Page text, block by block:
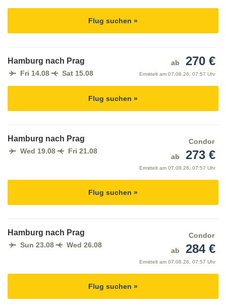
Flug suchen »
Hamburg nach Prag
Fri 14.08 Sat 15.08
ab 270 €
Ermittelt am 07.08.26, 07:57 Uhr
Flug suchen »
Hamburg nach Prag
Wed 19.08 Fri 21.08
Condor
ab
273 €
Ermittelt am 07.08.26, 07:57 Uhr
Flug suchen »
Hamburg nach Prag
Sun 23.08 Wed 26.08
Condor
ab
284 €
Ermittelt am 07.08.26, 07:57 Uhr
Flug suchen »